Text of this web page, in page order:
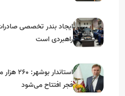
ایجاد بندر تخصصی
راهبردی است
فجر افتتاح می‌شود